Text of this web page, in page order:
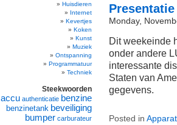
Presentatie
Monday,
Dit weekeinde
onder andere
interessante
Staten van
gegevens.
Posted in
Huisdieren
Internet
Kevertjes
Koken
Kunst
Muziek
Ontspanning
Programmatuur
Techniek
Steekwoorden
accu authenticatie benzine
benzinetank beveiliging
bumper carburateur